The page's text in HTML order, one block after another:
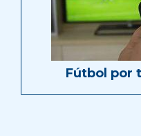
Fútbol por